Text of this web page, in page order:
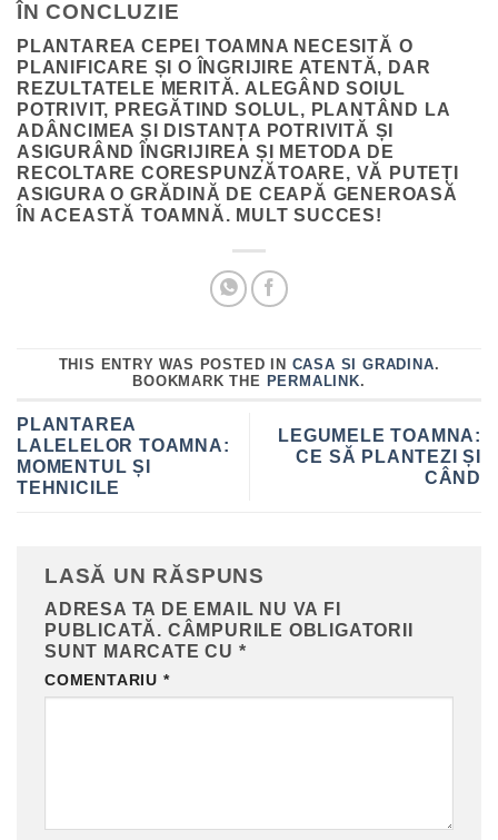
ÎN CONCLUZIE
PLANTAREA CEPEI TOAMNA NECESITĂ O
PLANIFICARE ȘI O ÎNGRIJIRE ATENTĂ, DAR
REZULTATELE MERITĂ. ALEGÂND SOIUL
POTRIVIT, PREGĂTIND SOLUL, PLANTÂND LA
ADÂNCIMEA ȘI DISTANȚA POTRIVITĂ ȘI
ASIGURÂND ÎNGRIJIREA ȘI METODA DE
RECOLTARE CORESPUNZĂTOARE, VĂ PUTEȚI
ASIGURA O GRĂDINĂ DE CEAPĂ GENEROASĂ
ÎN ACEASTĂ TOAMNĂ. MULT SUCCES!
THIS ENTRY WAS POSTED IN CASA SI GRADINA.
BOOKMARK THE PERMALINK.
PLANTAREA
LALELELOR TOAMNA:
MOMENTUL ȘI
TEHNICILE
LEGUMELE TOAMNA:
CE SĂ PLANTEZI ȘI
CÂND
LASĂ UN RĂSPUNS
ADRESA TA DE EMAIL NU VA FI
PUBLICATĂ. CÂMPURILE OBLIGATORII
SUNT MARCATE CU *
COMENTARIU *